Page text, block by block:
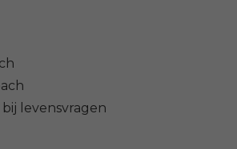
levensvragen